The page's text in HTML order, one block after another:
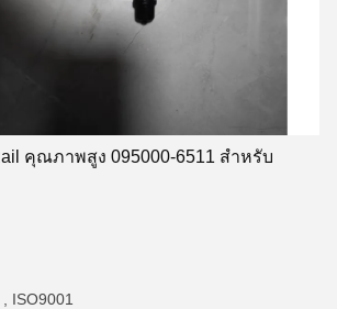
คุณภาพสูง 095000-6511 สำหรับ
ISO9001